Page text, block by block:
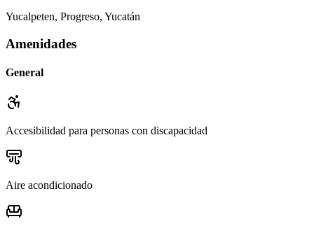
Yucalpeten, Progreso, Yucatán
Amenidades
General
Accesibilidad para personas con discapacidad
Aire acondicionado